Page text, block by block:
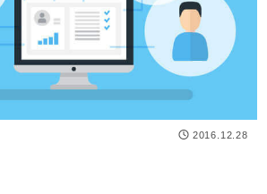
ートを作りたい
会員向けのクロー
ズドアンケートを
実施したい
トを配信したい2016.12.28